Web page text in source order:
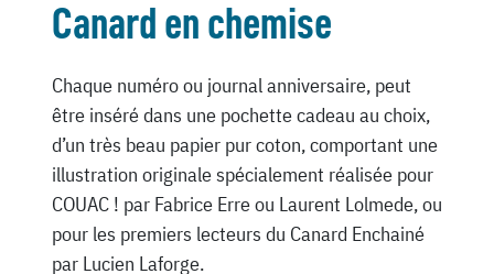
Canard en chemise
Chaque numéro ou journal anniversaire, peut
être inséré dans une pochette cadeau au choix,
d’un très beau papier pur coton, comportant une
illustration originale spécialement réalisée pour
COUAC ! par Fabrice Erre ou Laurent Lolmede, ou
pour les premiers lecteurs du Canard Enchainé
par Lucien Laforge.